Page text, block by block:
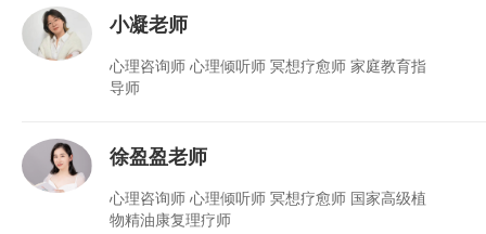
小凝老师
心理咨询师 心理倾听师 冥想疗愈师 家庭教育指
导师
徐盈盈老师
心理咨询师 心理倾听师 冥想疗愈师 国家高级植
物精油康复理疗师